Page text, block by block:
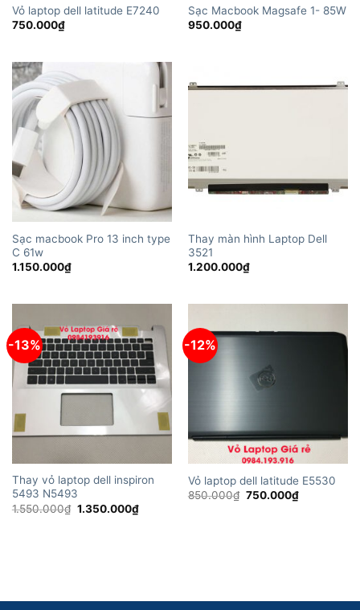
Vỏ laptop dell latitude E7240
750.000₫
Sạc Macbook Magsafe 1- 85W
950.000₫
Sạc macbook Pro 13 inch type
C 61w
1.150.000₫
Thay màn hình Laptop Dell
3521
1.200.000₫
-13%
Thay vỏ laptop dell inspiron
5493 N5493
1.550.000₫ Giá
1.350.000₫Giá
hiện
-12%
Vỏ laptop dell latitude E5530
850.000₫ Giá
750.000₫Giá
hiện